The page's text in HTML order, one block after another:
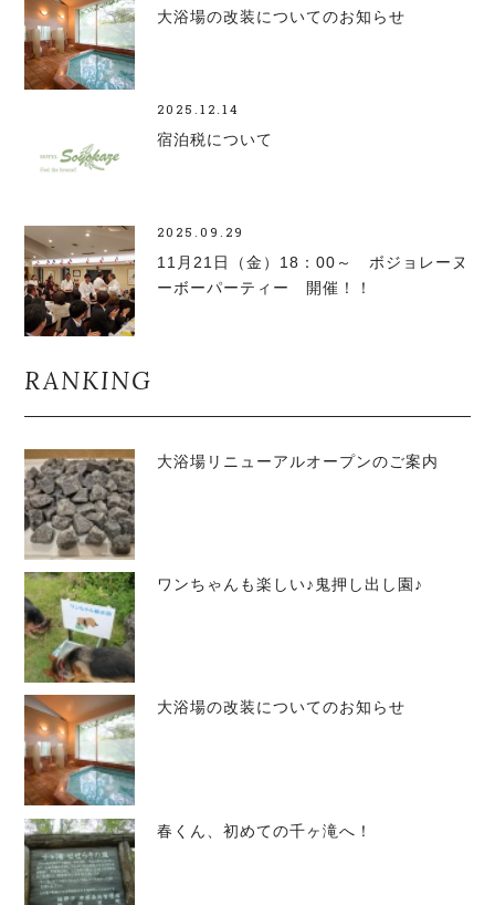
大浴場の改装についてのお知らせ
2025.12.14
宿泊税について
2025.09.29
11月21日（金）18：00～ ボジョレーヌ
ーボーパーティー 開催！！
RANKING
大浴場リニューアルオープンのご案内
ワンちゃんも楽しい♪鬼押し出し園♪
大浴場の改装についてのお知らせ
春くん、初めての千ヶ滝へ！